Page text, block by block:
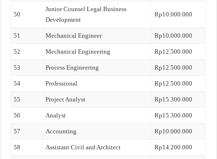
50
Junior Counsel Legal Business
Development
Rp10.000.000
51 Mechanical Engineer Rp10.000.000
52 Mechanical Engineering Rp12.500.000
53 Process Engineering Rp12.500.000
54 Professional Rp12.500.000
55 Project Analyst Rp15.300.000
56 Analyst Rp15.300.000
57 Accounting Rp10.000.000
58 Assistant Civil and Architect Rp14.200.000